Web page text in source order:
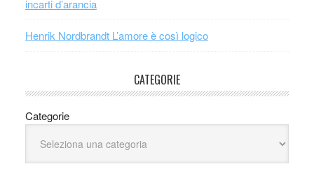
incarti d’arancia
Henrik Nordbrandt L’amore è così logico
CATEGORIE
Categorie